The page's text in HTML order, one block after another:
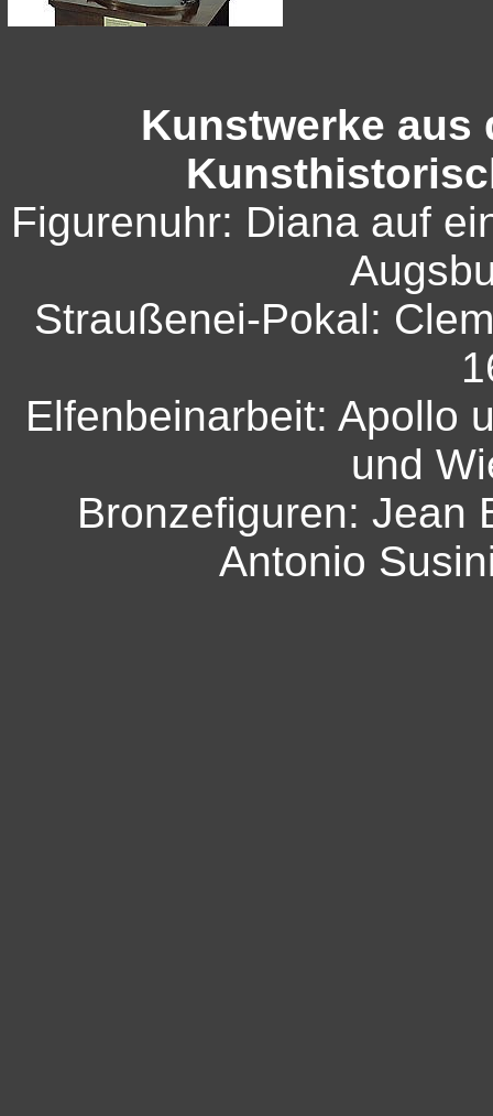
Kunstwerke aus
Figurenuhr: Diana auf
Straußenei-Pokal:
Elfenbeinarbeit: Apollo
und
Bronzefiguren: Jean
Antonio